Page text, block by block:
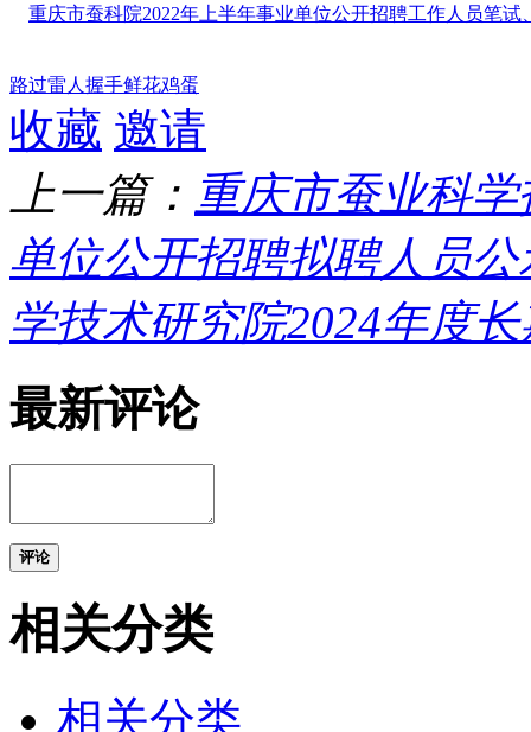
重庆市蚕科院2022年上半年事业单位公开招聘工作人员笔试
路过雷人 握手鲜花鸡蛋
收藏 邀请
上一篇： 重庆市蚕业科
单位公开招聘拟聘人员公
学技术研究院2024年度
最新评论
评论
相关分类
相关分类